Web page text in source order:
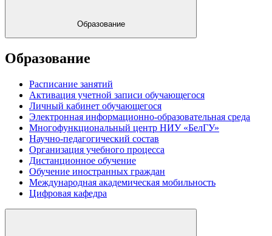
Образование
Образование
Расписание занятий
Активация учетной записи обучающегося
Личный кабинет обучающегося
Электронная информационно-образовательная среда
Многофункциональный центр НИУ «БелГУ»
Научно-педагогический состав
Организация учебного процесса
Дистанционное обучение
Обучение иностранных граждан
Международная академическая мобильность
Цифровая кафедра